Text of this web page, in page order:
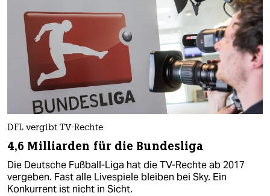
DFL vergibt TV-Rechte
4,6 Milliarden für die Bundesliga
Die Deutsche Fußball-Liga hat die TV-Rechte ab 2017
vergeben. Fast alle Livespiele bleiben bei Sky. Ein
Konkurrent ist nicht in Sicht.